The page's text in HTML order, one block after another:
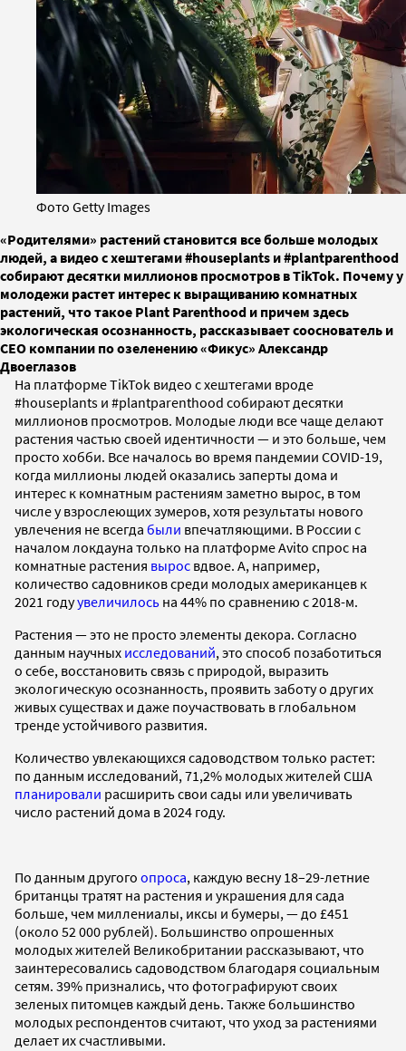
Фото Getty Images
«Родителями» растений становится все больше молодых
людей, а видео с хештегами #houseplants и #plantparenthood
собирают десятки миллионов просмотров в TikTok. Почему у
молодежи растет интерес к выращиванию комнатных
растений, что такое Plant Parenthood и причем здесь
экологическая осознанность, рассказывает сооснователь и
CEO компании по озеленению «Фикус» Александр
Двоеглазов
На платформе TikTok видео с хештегами вроде
#houseplants и #plantparenthood собирают десятки
миллионов просмотров. Молодые люди все чаще делают
растения частью своей идентичности — и это больше, чем
просто хобби. Все началось во время пандемии COVID-19,
когда миллионы людей оказались заперты дома и
интерес к комнатным растениям заметно вырос, в том
числе у взрослеющих зумеров, хотя результаты нового
увлечения не всегда были впечатляющими. В России с
началом локдауна только на платформе Avito спрос на
комнатные растения вырос вдвое. А, например,
количество садовников среди молодых американцев к
2021 годуувеличилось на 44% по сравнению с 2018-м.
​​Растения — это не просто элементы декора. Согласно
данным научных исследований, это способ позаботиться
о себе, восстановить связь с природой, выразить
экологическую осознанность, проявить заботу о других
живых существах и даже поучаствовать в глобальном
тренде устойчивого развития.
Количество увлекающихся садоводством только растет:
по данным исследований, 71,2% молодых жителей США
планировали расширить свои сады или увеличивать
число растений дома в 2024 году.
По данным другого опроса, каждую весну 18–29-летние
британцы тратят на растения и украшения для сада
больше, чем миллениалы, иксы и бумеры, — до £451
(около 52 000 рублей). Большинство опрошенных
молодых жителей Великобритании рассказывают, что
заинтересовались садоводством благодаря социальным
сетям. 39% признались, что фотографируют своих
зеленых питомцев каждый день. Также большинство
молодых респондентов считают, что уход за растениями
делает их счастливыми.